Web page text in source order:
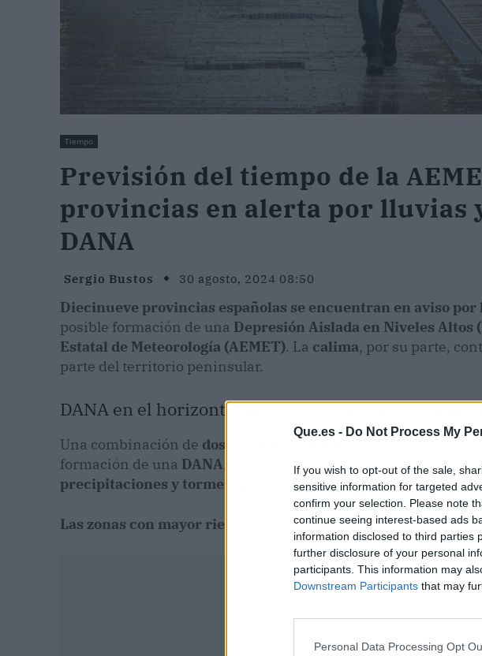
Que.es - Do Not Process My
If you wish to opt-out of the sale,
sensitive information for targeted
confirm your selection. Please note
continue seeing interest-based ads
information disclosed to third parties
further disclosure of your personal
participants. This information may
Downstream Participants that may
Personal Data Processing Opt
Tiempo
Previsión del tiempo de la
provincias en alerta por lluvias
DANA
Sergio Bustos 30 agosto, 2024 08:50
Diecinueve provincias españolas se encuentran en aviso
posible formación de una Depresión Aislada en Niveles Altos
Estatal de Meteorología (AEMET). La calima, por su parte,
parte del territorio peninsular.
DANA en el horizonte: Previsión de lluvias y
Una combinación de dos vaguadas atlánticas
sobre la
formación de una DANA, un fenómeno meteorológico que
precipitaciones y tormentas
Las zonas con mayor riesgo se concentran en: